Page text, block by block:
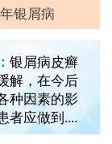
银屑病
银屑病皮癣
解，在今后
种因素的影
者应做到....